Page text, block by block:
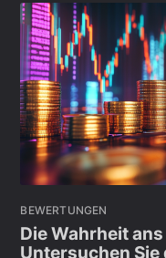
BEWERTUNGEN
Die Wahrheit
Untersuchen